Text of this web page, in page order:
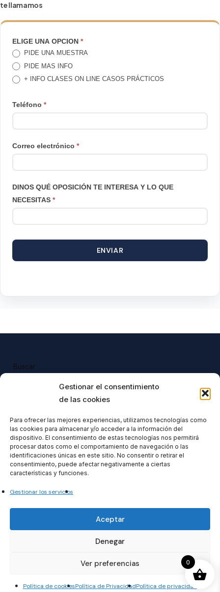
Gestionar el consentimiento
de las cookies
Para ofrecer las mejores experiencias, utilizamos tecnologías como
las cookies para almacenar y/o acceder a la información del
dispositivo. El consentimiento de estas tecnologías nos permitirá
procesar datos como el comportamiento de navegación o las
identificaciones únicas en este sitio. No consentir o retirar el
consentimiento, puede afectar negativamente a ciertas
características y funciones.
Gestionar los servicios
Aceptar
Denegar
Ver preferencias
Política de cookiesPolítica de PrivacidadPolítica de privacidad
te llamamos
TE
LLAMAMOS
ELIGE UNA OPCION *
PIDE UNA MUESTRA
PIDE MAS INFO
+ INFO CLASES ON LINE CASOS PRÁCTICOS
Teléfono *
Correo electrónico *
DINOS QUÉ OPOSICIÓN TE INTERESA Y LO QUE
NECESITAS *
ENVIAR
Buscar
Todos nuestros productos tienen
incluido el IVA en su precio.
0